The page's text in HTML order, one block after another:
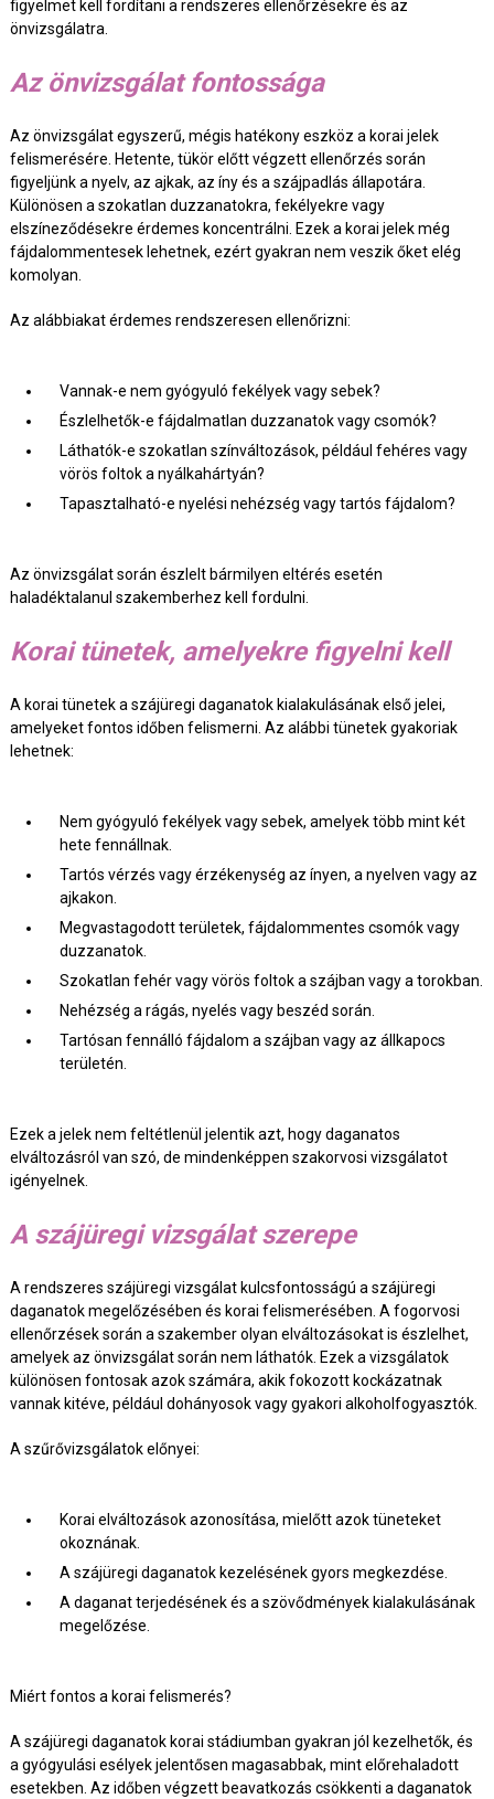
figyelmet kell fordítani a rendszeres ellenőrzésekre és az
önvizsgálatra.
Az önvizsgálat fontossága
Az önvizsgálat egyszerű, mégis hatékony eszköz a korai jelek
felismerésére. Hetente, tükör előtt végzett ellenőrzés során
figyeljünk a nyelv, az ajkak, az íny és a szájpadlás állapotára.
Különösen a szokatlan duzzanatokra, fekélyekre vagy
elszíneződésekre érdemes koncentrálni. Ezek a korai jelek még
fájdalommentesek lehetnek, ezért gyakran nem veszik őket elég
komolyan.
Az alábbiakat érdemes rendszeresen ellenőrizni:
Vannak-e nem gyógyuló fekélyek vagy sebek?
Észlelhetők-e fájdalmatlan duzzanatok vagy csomók?
Láthatók-e szokatlan színváltozások, például fehéres vagy
vörös foltok a nyálkahártyán?
Tapasztalható-e nyelési nehézség vagy tartós fájdalom?
Az önvizsgálat során észlelt bármilyen eltérés esetén
haladéktalanul szakemberhez kell fordulni.
Korai tünetek, amelyekre figyelni kell
A korai tünetek a szájüregi daganatok kialakulásának első jelei,
amelyeket fontos időben felismerni. Az alábbi tünetek gyakoriak
lehetnek:
Nem gyógyuló fekélyek vagy sebek, amelyek több mint két
hete fennállnak.
Tartós vérzés vagy érzékenység az ínyen, a nyelven vagy az
ajkakon.
Megvastagodott területek, fájdalommentes csomók vagy
duzzanatok.
Szokatlan fehér vagy vörös foltok a szájban vagy a torokban.
Nehézség a rágás, nyelés vagy beszéd során.
Tartósan fennálló fájdalom a szájban vagy az állkapocs
területén.
Ezek a jelek nem feltétlenül jelentik azt, hogy daganatos
elváltozásról van szó, de mindenképpen szakorvosi vizsgálatot
igényelnek.
A szájüregi vizsgálat szerepe
A rendszeres szájüregi vizsgálat kulcsfontosságú a szájüregi
daganatok megelőzésében és korai felismerésében. A fogorvosi
ellenőrzések során a szakember olyan elváltozásokat is észlelhet,
amelyek az önvizsgálat során nem láthatók. Ezek a vizsgálatok
különösen fontosak azok számára, akik fokozott kockázatnak
vannak kitéve, például dohányosok vagy gyakori alkoholfogyasztók.
A szűrővizsgálatok előnyei:
Korai elváltozások azonosítása, mielőtt azok tüneteket
okoznának.
A szájüregi daganatok kezelésének gyors megkezdése.
A daganat terjedésének és a szövődmények kialakulásának
megelőzése.
Miért fontos a korai felismerés?
A szájüregi daganatok korai stádiumban gyakran jól kezelhetők, és
a gyógyulási esélyek jelentősen magasabbak, mint előrehaladott
esetekben. Az időben végzett beavatkozás csökkenti a daganatok